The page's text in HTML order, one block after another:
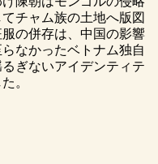
チャム族の土地へ版図
の併存は、中国の影響
なかったベトナム独自
ぎないアイデンティテ
。